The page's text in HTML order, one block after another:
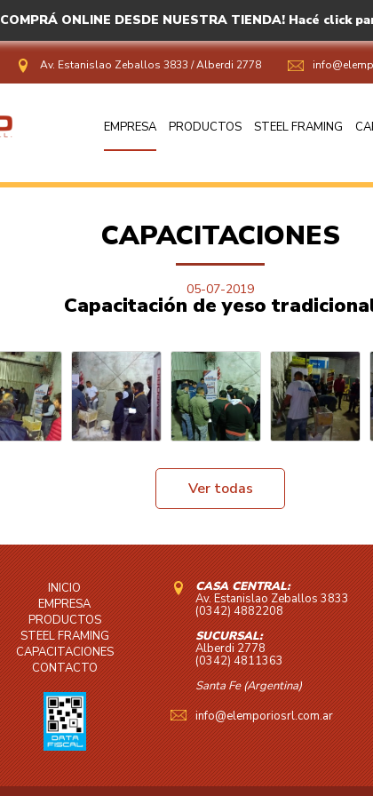
COMPRÁ ONLINE DESDE NUESTRA TIENDA! Hacé click
Av. Estanislao Zeballos 3833 /Alberdi 2778
EMPRESA PRODUCTOS STEEL FRAMING
CAPACITACIONES
05-07-2019
Capacitación de yeso
Ver todas
INICIO
EMPRESA
PRODUCTOS
STEEL FRAMING
CAPACITACIONES
CONTACTO
CASA CENTRAL:
Av. Estanislao Zeballos 3833
(0342) 4882208
SUCURSAL:
Alberdi 2778
(0342) 4811363
Santa Fe (Argentina)
info@elemporiosrl.com.ar